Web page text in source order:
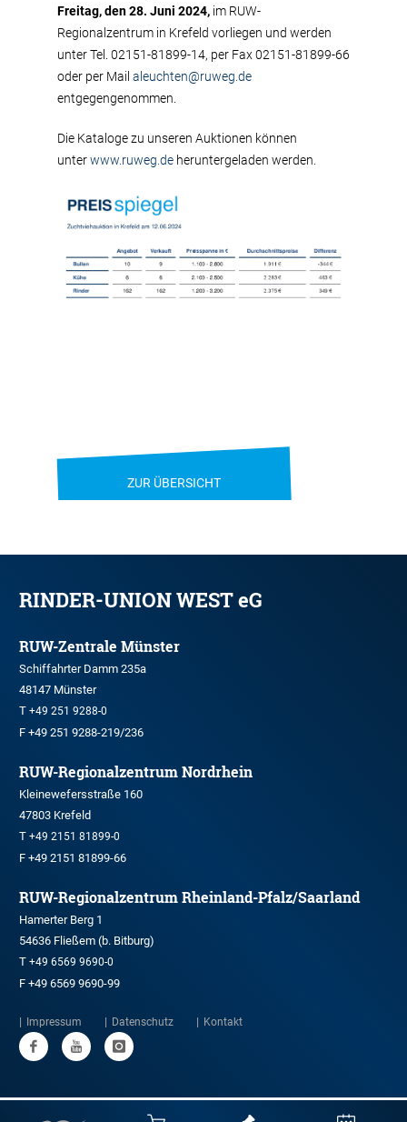
Freitag, den 28. Juni 2024, im RUW-
Regionalzentrum in Krefeld vorliegen und werden
unter Tel. 02151-81899-14, per Fax 02151-81899-66
oder per Mail aleuchten@ruweg.de
entgegengenommen.
Die Kataloge zu unseren Auktionen können
unterwww.ruweg.de heruntergeladen werden.
ZUR ÜBERSICHT
RINDER-UNION WEST eG
RUW-Zentrale Münster
Schiffahrter Damm 235a
48147 Münster
T +49 251 9288-0
F +49 251 9288-219/236
RUW-Regionalzentrum Nordrhein
Kleinewefersstraße 160
47803 Krefeld
T +49 2151 81899-0
F +49 2151 81899-66
RUW-Regionalzentrum Rheinland-Pfalz/Saarland
Hamerter Berg 1
54636 Fließem (b. Bitburg)
T +49 6569 9690-0
F +49 6569 9690-99
Impressum Datenschutz Kontakt